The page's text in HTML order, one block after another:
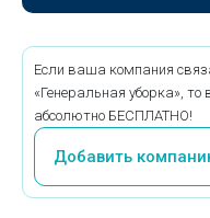
Если ваша компания
«Генеральная уборка»,
абсолютно БЕСПЛАТНО!
Добавить